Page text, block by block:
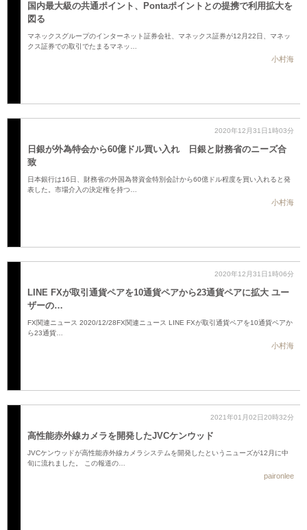
国内最大級の共通ポイント、Pontaポイントとの提携で利用拡大を
図る
マネックスグループのインターネット証券会社、マネックス証券が12月22日、マネッ
クス証券での取引でたまるマネッ…
小村海
2020年12月31日1時03分
日銀が外為特会から60億ドル買い入れ 日銀と財務省のニーズ合
致
日本銀行は16日、財務省の外国為替資金特別会計から60億ドル程度を買い入れると発
表した。市場介入の決定権を持つ…
小村海
2020年12月31日1時06分
LINE FXが取引通貨ペアを10通貨ペアから23通貨ペアに拡大 ユー
ザーの…
FX関連ニュース 2020/12/28FX関連ニュース LINE FXが取引通貨ペアを10通貨ペアか
ら23通貨…
小村海
2021年01月02日20時32分
高性能赤外線カメラを開発したJVCケンウッド
JVCケンウッドが高性能赤外線カメラシステムを開発したというニューズが12月に中
旬に流れました。 この報道の…
paironlee